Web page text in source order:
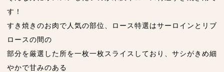
す！
すき焼きのお肉で人気の部位、ロース特選はサーロインとリブ
ロースの間の
部分を厳選した所を一枚一枚スライスしており、サシがきめ細
やかで甘みのある